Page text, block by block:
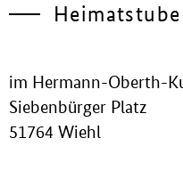
im Hermann-Oberth-
Siebenbürger Platz
51764 Wiehl